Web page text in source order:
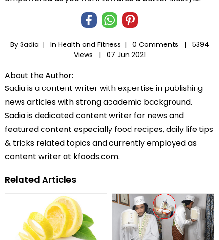
By Sadia | In Health and Fitness | 0 Comments |
5394
Views |
07 Jun 2021
About the Author:
Sadia is a content writer with expertise in publishing
news articles with strong academic background.
Sadia is dedicated content writer for news and
featured content especially food recipes, daily life tips
& tricks related topics and currently employed as
content writer at kfoods.com.
Related Articles